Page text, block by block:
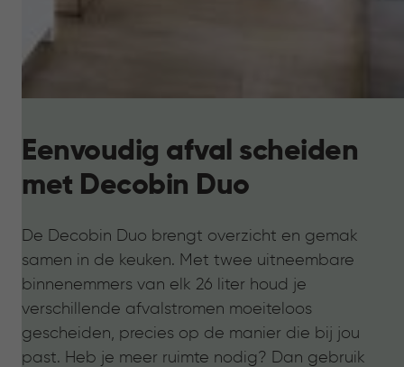
Eenvoudig afval scheiden
met Decobin Duo
De Decobin Duo brengt overzicht en gemak
samen in de keuken. Met twee uitneembare
binnenemmers van elk 26 liter houd je
verschillende afvalstromen moeiteloos
gescheiden, precies op de manier die bij jou
past. Heb je meer ruimte nodig? Dan gebruik